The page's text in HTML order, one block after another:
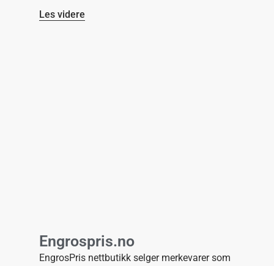
Les videre
Engrospris.no
EngrosPris nettbutikk selger merkevarer som